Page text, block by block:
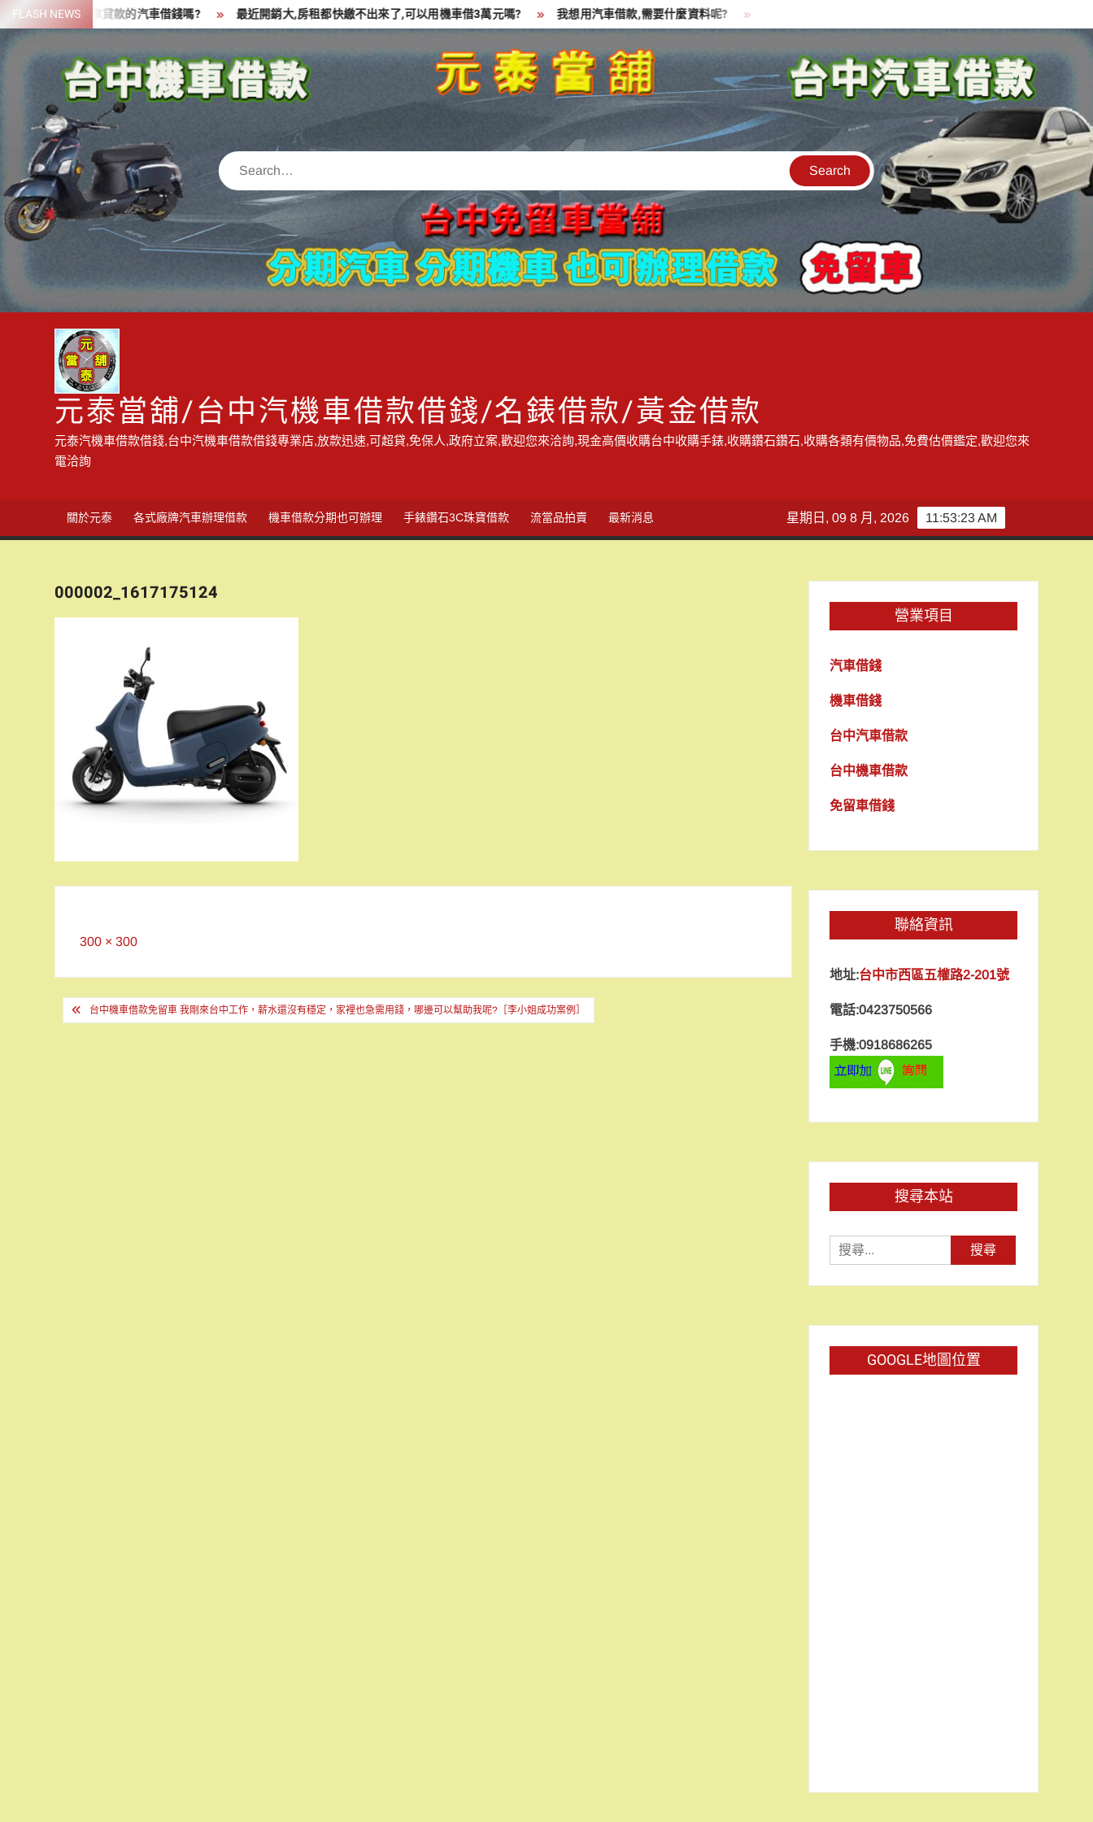
Skip
to
content
FLASH NEWS
資金,可以拿貸款的汽車借錢嗎? 最近開銷大,房租都快繳不出來了,可以用機車借3萬元嗎? 我想用汽車借款,需要什麼資料呢? 貸款中的中古機車可以借款嗎?機車可以騎走嗎?
Search
元泰當舖/台中汽機車借款借錢/名錶借款/黃金借款
元泰汽機車借款借錢,台中汽機車借款借錢專業店,放款迅速,可超貸,免保人,政府立案,歡迎您來洽詢,現金高價收購台中收購手錶,收購鑽石鑽石,收購各類有價物品,免費估價鑑定,歡迎您來
電洽詢
關於元泰 各式廠牌汽車辦理借款 機車借款分期也可辦理 手錶鑽石3C珠寶借款 流當品拍賣 最新消息 11:53:23 AM
星期日, 09 8 月, 2026
000002_1617175124
Full
300 × 300
文 台中機車借款免留車 我剛來台中工作，薪水還沒有穩定，家裡也急需用錢，哪邊可以幫助我呢?［李小姐成功案例］
營業項目
汽車借錢
機車借錢
台中汽車借款
台中機車借款
免留車借錢
聯絡資訊
地址:台中市西區五權路2-201號
電話:0423750566
手機:0918686265
搜尋本站
尋
關
GOOGLE地圖位置